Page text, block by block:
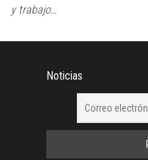
y trabajo…
Noticias